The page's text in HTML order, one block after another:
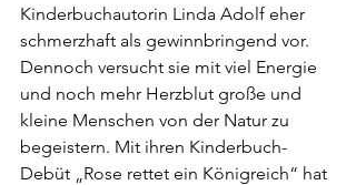
Kinderbuchautorin Linda Adolf eher
schmerzhaft als gewinnbringend vor.
Dennoch versucht sie mit viel Energie
und noch mehr Herzblut große und
kleine Menschen von der Natur zu
begeistern. Mit ihren Kinderbuch-
Debüt „Rose rettet ein Königreich“ hat